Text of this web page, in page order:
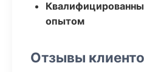
опытом
Отзывы